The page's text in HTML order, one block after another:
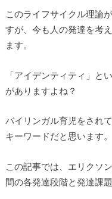
このライフサイクル理論
すが、今も人の発達を考
ます。
「アイデンティティ」と
がありますよね？
バイリンガル育児をされ
キーワードだと思います。
この記事では、エリクソ
間の各発達段階と発達課